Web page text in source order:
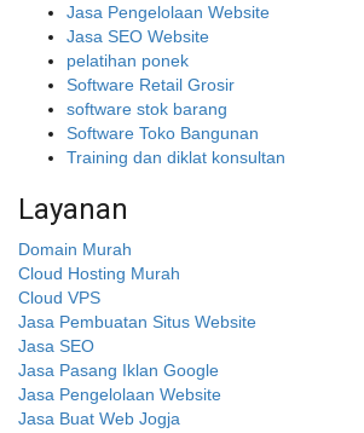
Jasa Pengelolaan Website
Jasa SEO Website
pelatihan ponek
Software Retail Grosir
software stok barang
Software Toko Bangunan
Training dan diklat konsultan
Layanan
Domain Murah
Cloud Hosting Murah
Cloud VPS
Jasa Pembuatan Situs Website
Jasa SEO
Jasa Pasang Iklan Google
Jasa Pengelolaan Website
Jasa Buat Web Jogja